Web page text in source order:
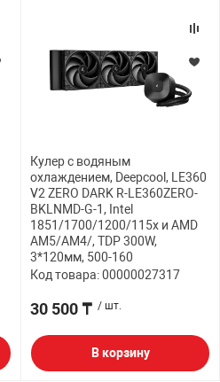
Кулер с водяным
охлаждением, Deepcool, LE360
V2 ZERO DARK R-LE360ZERO-
BKLNMD-G-1, Intel
1851/1700/1200/115х и AMD
AM5/AM4/, TDP 300W,
3*120мм, 500-160
Код товара: 00000027317
30 500 ₸ / шт.
В корзину